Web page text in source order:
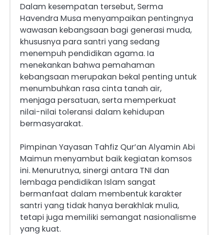
Dalam kesempatan tersebut, Serma
Havendra Musa menyampaikan pentingnya
wawasan kebangsaan bagi generasi muda,
khususnya para santri yang sedang
menempuh pendidikan agama. Ia
menekankan bahwa pemahaman
kebangsaan merupakan bekal penting untuk
menumbuhkan rasa cinta tanah air,
menjaga persatuan, serta memperkuat
nilai-nilai toleransi dalam kehidupan
bermasyarakat.
Pimpinan Yayasan Tahfiz Qur’an Alyamin Abi
Maimun menyambut baik kegiatan komsos
ini. Menurutnya, sinergi antara TNI dan
lembaga pendidikan Islam sangat
bermanfaat dalam membentuk karakter
santri yang tidak hanya berakhlak mulia,
tetapi juga memiliki semangat nasionalisme
yang kuat.